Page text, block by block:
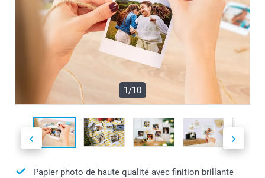
1/10
Papier photo de haute qualité avec finition brillante